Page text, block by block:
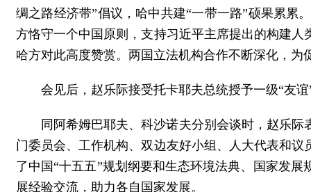
绸之路经济带”倡议，哈中共建“一带一路”硕果累累
方恪守一个中国原则，支持习近平主席提出的构建
哈方对此高度赞赏。两国立法机构合作不断深化，为
会见后，赵乐际接受托卡耶夫总统授予一级“友
同阿希姆巴耶夫、科沙诺夫分别会谈时，赵乐
门委员会、工作机构、双边友好小组、人大代表和
了中国“十五五”规划纲要和生态环境法典、国家发
展经验交流，助力各自国家发展。